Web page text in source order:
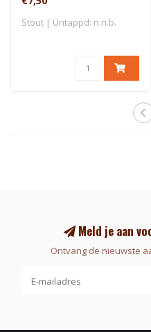
Stout | Untappd: n.n.b.
Meld je aan
Ontvang de nieuwste